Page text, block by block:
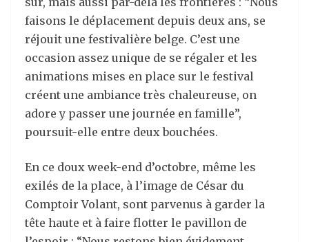
faisons le déplacement depuis deux ans, se
réjouit une festivalière belge. C’est une
occasion assez unique de se régaler et les
animations mises en place sur le festival
créent une ambiance très chaleureuse, on
adore y passer une journée en famille”,
poursuit-elle entre deux bouchées.
En ce doux week-end d’octobre, même les
exilés de la place, à l’image de César du
Comptoir Volant, sont parvenus à garder la
tête haute et à faire flotter le pavillon de